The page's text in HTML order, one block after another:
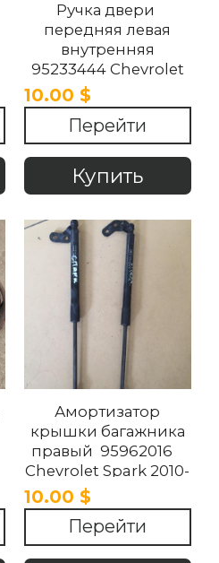
Ручка двери
передняя левая
внутренняя
95233444 Chevrolet
Spark M300 2010-
2015.
10.00 $
Перейти
Купить
Амортизатор
крышки багажника
правый 95962016
Chevrolet Spark 2010-
2015.
10.00 $
Перейти